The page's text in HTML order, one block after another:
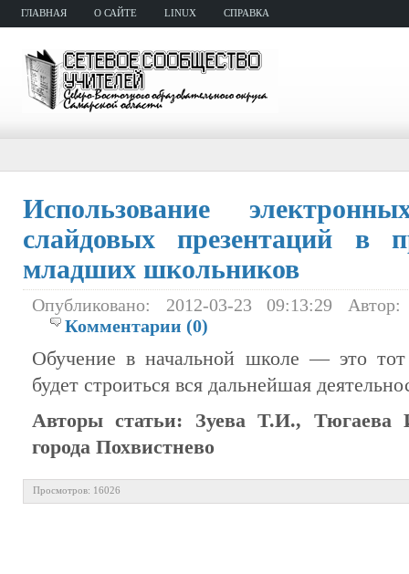
ГЛАВНАЯ О САЙТЕ LINUX СПРАВКА
Использование
слайдовых презентаций в
младших школьников
Опубликовано: 2012-03-23 09:13:29
Комментарии (0)
Обучение в начальной школе — это
будет строиться вся дальнейшая
Авторы статьи: Зуева Т.И.,
города Похвистнево
Просмотров: 16026